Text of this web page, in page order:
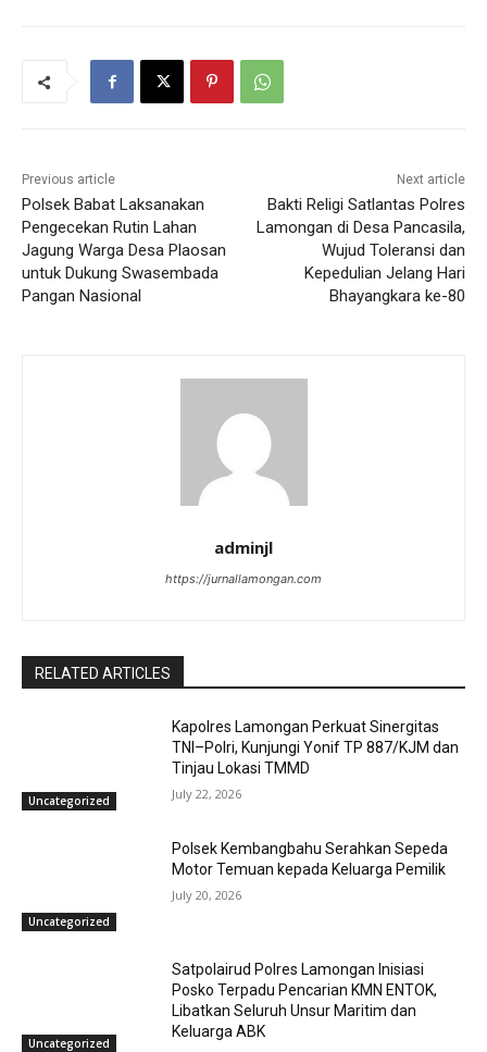
Previous article
Polsek Babat Laksanakan
Pengecekan Rutin Lahan
Jagung Warga Desa Plaosan
untuk Dukung Swasembada
Pangan Nasional
Next article
Bakti Religi Satlantas Polres
Lamongan di Desa Pancasila,
Wujud Toleransi dan
Kepedulian Jelang Hari
Bhayangkara ke-80
adminjl
https://jurnallamongan.com
RELATED ARTICLES
Uncategorized
Kapolres Lamongan Perkuat Sinergitas
TNI–Polri, Kunjungi Yonif TP 887/KJM dan
Tinjau Lokasi TMMD
July 22, 2026
Uncategorized
Polsek Kembangbahu Serahkan Sepeda
Motor Temuan kepada Keluarga Pemilik
July 20, 2026
Uncategorized
Satpolairud Polres Lamongan Inisiasi
Posko Terpadu Pencarian KMN ENTOK,
Libatkan Seluruh Unsur Maritim dan
Keluarga ABK